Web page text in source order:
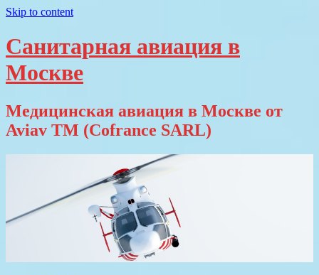
Skip to content
Санитарная авиация в
Москве
Медицинская авиация в Москве от
Aviav TM (Cofrance SARL)